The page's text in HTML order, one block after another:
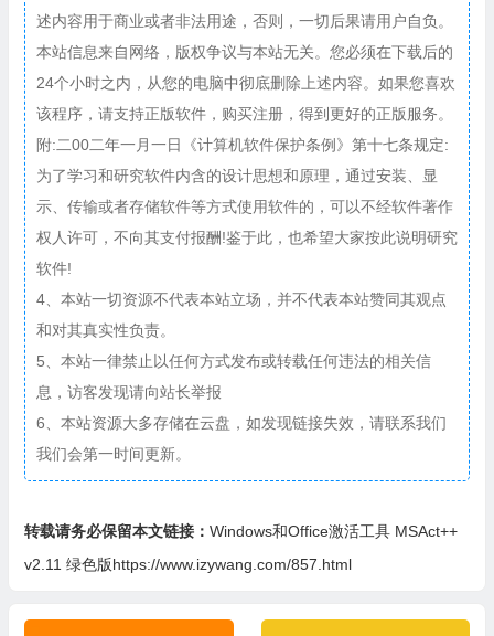
述内容用于商业或者非法用途，否则，一切后果请用户自负。
本站信息来自网络，版权争议与本站无关。您必须在下载后的
24个小时之内，从您的电脑中彻底删除上述内容。如果您喜欢
该程序，请支持正版软件，购买注册，得到更好的正版服务。
附:二00二年一月一日《计算机软件保护条例》第十七条规定:
为了学习和研究软件内含的设计思想和原理，通过安装、显
示、传输或者存储软件等方式使用软件的，可以不经软件著作
权人许可，不向其支付报酬!鉴于此，也希望大家按此说明研究
软件!
4、本站一切资源不代表本站立场，并不代表本站赞同其观点
和对其真实性负责。
5、本站一律禁止以任何方式发布或转载任何违法的相关信
息，访客发现请向站长举报
6、本站资源大多存储在云盘，如发现链接失效，请联系我们
我们会第一时间更新。
转载请务必保留本文链接： Windows和Office激活工具 MSAct++
v2.11 绿色版https://www.izywang.com/857.html